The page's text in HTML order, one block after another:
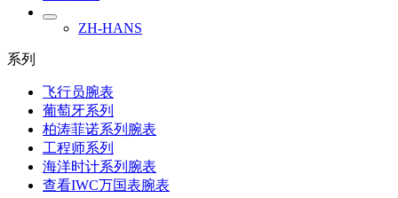
ZH-HANS
系列
飞行员腕表
葡萄牙系列
柏涛菲诺系列腕表
工程师系列
海洋时计系列腕表
查看IWC万国表腕表